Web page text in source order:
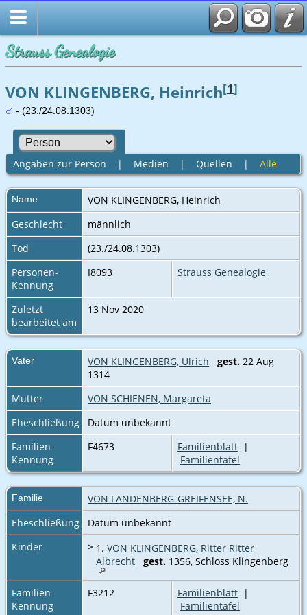
Strauss Genealogie
VON KLINGENBERG, Heinrich[1]
- (23./24.08.1303)
Angaben zur Person | Medien | Quellen | Alle
Name VON KLINGENBERG, Heinrich
Geschlecht
männlich
Tod
(23./24.08.1303)
Personen-
Kennung
I8093 Strauss Genealogie
Zuletzt
bearbeitet am
13 Nov 2020
Vater VON KLINGENBERG, Ulrich gest. 22 Aug
1314
Mutter
VON SCHIENEN, Margareta
Eheschließung
Datum unbekannt
Familien-
Kennung
F4673 Familienblatt |
Familientafel
Familie
VON LANDENBERG-GREIFENSEE, N.
Eheschließung
Datum unbekannt
Kinder
> 1. VON KLINGENBERG, Ritter Ritter
Albrecht
gest. 1356, Schloss Klingenberg
Familien-
Kennung
F3212 Familienblatt |
Familientafel